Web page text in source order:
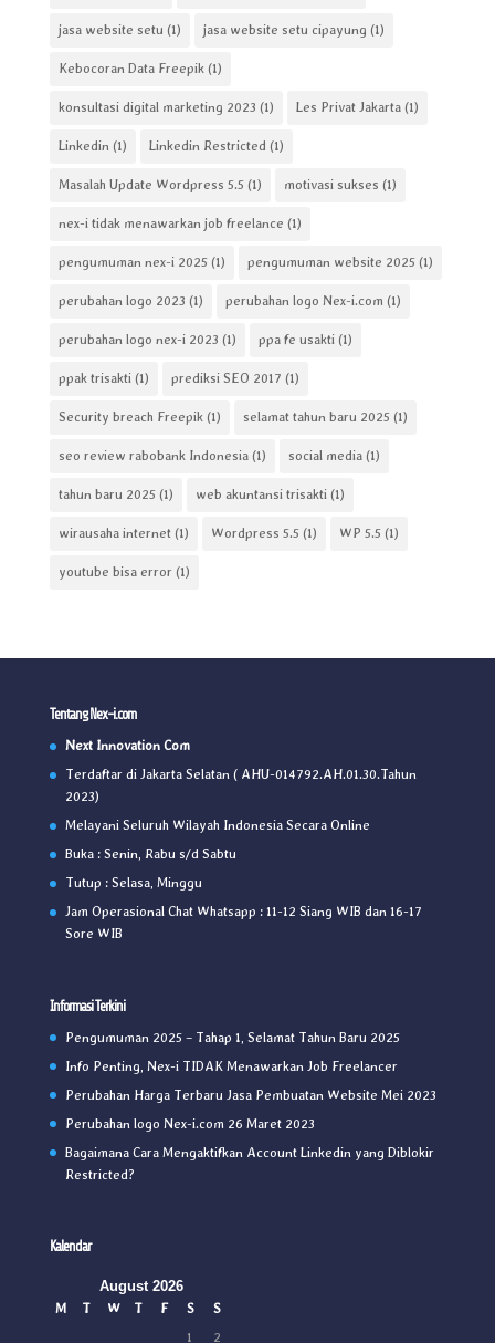
jasa website setu (1) jasa website setu cipayung (1)
Kebocoran Data Freepik(1)
konsultasi digital marketing 2023 (1) Les Privat Jakarta(1)
Linkedin(1) Linkedin Restricted (1)
Masalah Update Wordpress 5.5(1) motivasi sukses (1)
nex-i tidak menawarkan job freelance (1)
pengumuman nex-i 2025(1) pengumuman website 2025(1)
perubahan logo 2023 (1) perubahan logo Nex-i.com (1)
perubahan logo nex-i 2023 (1) ppa fe usakti(1)
ppak trisakti(1) prediksi SEO 2017 (1)
Security breach Freepik(1) selamat tahun baru 2025(1)
seo review rabobank Indonesia(1) social media(1)
tahun baru 2025(1) web akuntansi trisakti(1)
wirausaha internet(1) Wordpress 5.5(1) WP 5.5(1)
youtube bisa error (1)
Tentang Nex-i.com
Next Innovation Com
Terdaftar di Jakarta Selatan ( AHU-014792.AH.01.30.Tahun
2023)
Melayani Seluruh Wilayah Indonesia Secara Online
Buka : Senin, Rabu s/d Sabtu
Tutup : Selasa, Minggu
Jam Operasional Chat Whatsapp : 11-12 Siang WIB dan 16-17
Sore WIB
Informasi Terkini
Pengumuman 2025 – Tahap 1, Selamat Tahun Baru 2025
Info Penting, Nex-i TIDAK Menawarkan Job Freelancer
Perubahan Harga Terbaru Jasa Pembuatan Website Mei 2023
Perubahan logo Nex-i.com 26 Maret 2023
Bagaimana Cara Mengaktifkan Account Linkedin yang Diblokir
Restricted?
Kalendar
August 2026
M T W T F S
S
1
2